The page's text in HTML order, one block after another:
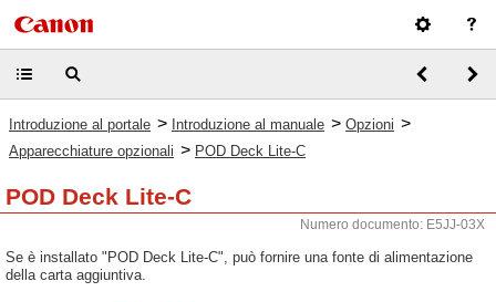
Introduzione al portale > Introduzione al manuale > Opzioni >
Apparecchiature opzionali > POD Deck Lite-C
POD Deck Lite-C
Numero documento: E5JJ-03X
Se è installato "POD Deck Lite-C", può fornire una fonte di alimentazione
della carta aggiuntiva.